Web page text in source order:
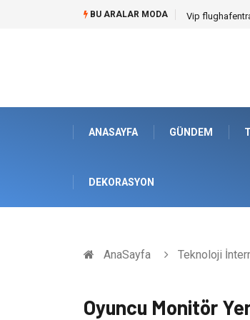
BU ARALAR MODA Osb Sandık ve
ANASAYFA GÜNDEM
DEKORASYON
AnaSayfa Teknoloji
Oyuncu Monitör